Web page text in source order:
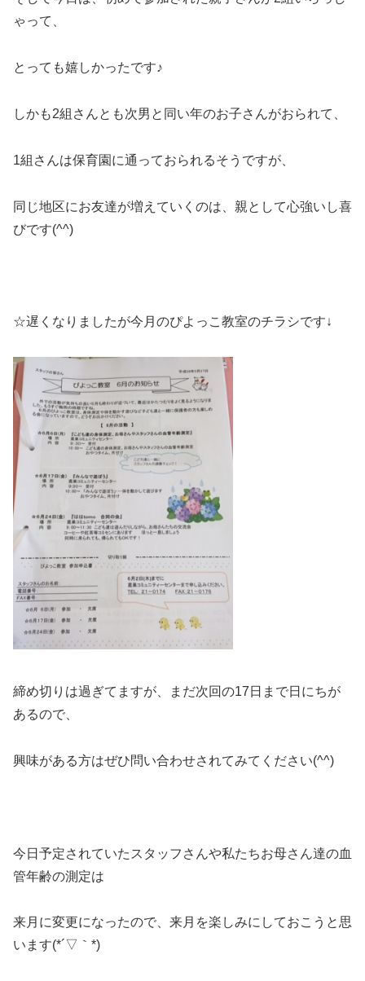
ゃって、
とっても嬉しかったです♪
しかも2組さんとも次男と同い年のお子さんがおられて、
1組さんは保育園に通っておられるそうですが、
同じ地区にお友達が増えていくのは、親として心強いし喜
びです(^^)
☆遅くなりましたが今月のぴよっこ教室のチラシです↓
締め切りは過ぎてますが、まだ次回の17日まで日にちが
あるので、
興味がある方はぜひ問い合わせされてみてください(^^)
今日予定されていたスタッフさんや私たちお母さん達の血
管年齢の測定は
来月に変更になったので、来月を楽しみにしておこうと思
います(*´▽｀*)